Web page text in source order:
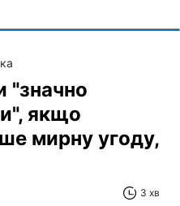
"значно
якщо
мирну угоду,
3 хв